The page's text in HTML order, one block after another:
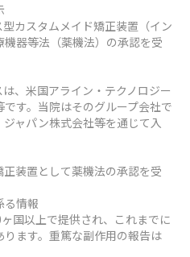
カスタムメイド矯正装置（イン
器等法（薬機法）の承認を受
、米国アライン・テクノロジー
す。当院はそのグループ会社で
ャパン株式会社等を通じて入
装置として薬機法の承認を受
る情報
国以上で提供され、これまでに
ます。重篤な副作用の報告は